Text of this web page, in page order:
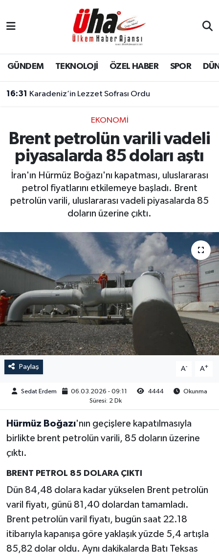
GÜNDEM TEKNOLOJİ ÖZEL HABER SPOR
16:31 Karadeniz’in Lezzet Sofrası Ordu
EKONOMİ
Brent petrolün varili vadeli
piyasalarda 85 doları aştı
İran'ın Hürmüz Boğazı'nı kapatması, uluslararası
petrol fiyatlarını etkilemeye başladı. Brent
petrolün varili, uluslararası vadeli piyasalarda 85
doların üzerine çıktı.
Paylaş A- A+
Sedat Erdem 06.03.2026 - 09:11 4444
Okunma
Süresi: 2 Dk
Hürmüz Boğazı'nın geçişlere kapatılmasıyla
birlikte brent petrolün varili, 85 doların üzerine
çıktı.
BRENT PETROL 85 DOLARA ÇIKTI
Dün 84,48 dolara kadar yükselen Brent petrolün
varil fiyatı, günü 81,40 dolardan tamamladı.
Brent petrolün varil fiyatı, bugün saat 22.18
itibarıyla kapanışa göre yaklaşık yüzde 5,4 artışla
85,82 dolar oldu. Aynı dakikalarda Batı Teksas
İstanbul Nöbetçi Eczaneler
İstanbul Hava Durumu
Süper Lig Puan Durumu ve Fikstür
Tüm Manşetler
Son Dakika Haberleri
Haber Arşivi